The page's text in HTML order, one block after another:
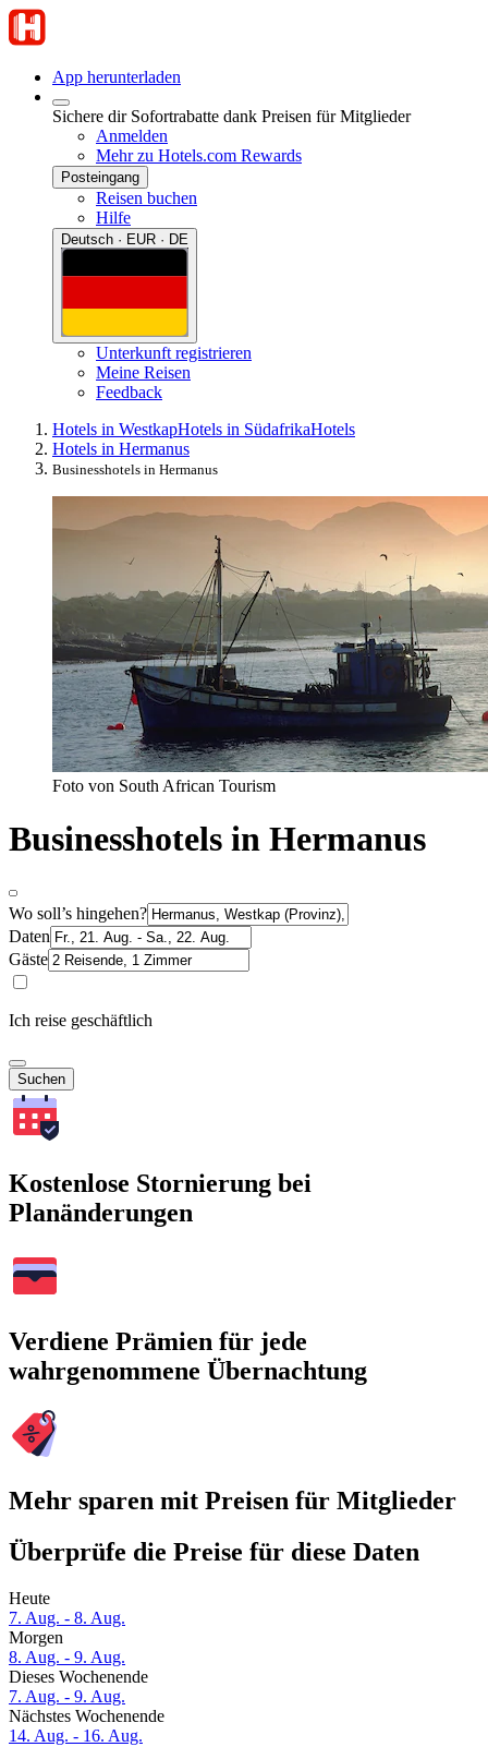
App herunterladen
Sichere dir Sofortrabatte dank Preisen für Mitglieder
Anmelden
Mehr zu Hotels.com Rewards
Posteingang
Reisen buchen
Hilfe
Deutsch · EUR · DE
Unterkunft registrieren
Meine Reisen
Feedback
Hotels in WestkapHotels in SüdafrikaHotels
Hotels in Hermanus
Businesshotels in Hermanus
Foto von South African Tourism
Businesshotels in Hermanus
Wo soll’s hingehen?
Daten
Gäste
Ich reise geschäftlich
Suchen
Kostenlose Stornierung bei
Planänderungen
Verdiene Prämien für jede
wahrgenommene Übernachtung
Mehr sparen mit Preisen für Mitglieder
Überprüfe die Preise für diese Daten
Heute
7. Aug. - 8. Aug.
Morgen
8. Aug. - 9. Aug.
Dieses Wochenende
7. Aug. - 9. Aug.
Nächstes Wochenende
14. Aug. - 16. Aug.